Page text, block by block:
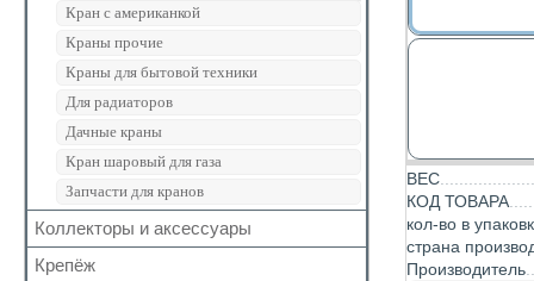
Манометр/Термометр
Обратный клапан
Поплавковый клапан
Регулятор давления
Кран Маевского
Группы безопасности
Кран с американкой
Краны прочие
Краны для бытовой техники
Для радиаторов
Дачные краны
Кран шаровый для газа
Запчасти для кранов
Коллекторы и аксессуары
Аксессуары для коллекторов
Крепёж
ВЕС
КОД ТОВАРА
кол-во в
страна
Производитель